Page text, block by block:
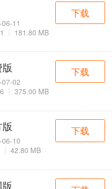
11
181.80 MB
下载
02
375.00 MB
下载
10
42.80 MB
下载